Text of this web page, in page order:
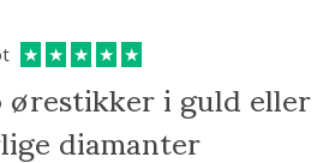
★ ★ ★ ★ ★ i guld
diamanter